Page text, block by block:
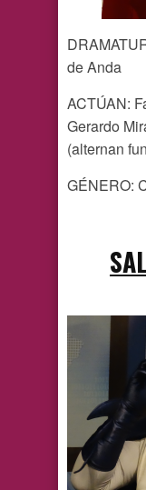
de Anda
ACTÚAN:
Gerardo
(alternan
GÉNERO: